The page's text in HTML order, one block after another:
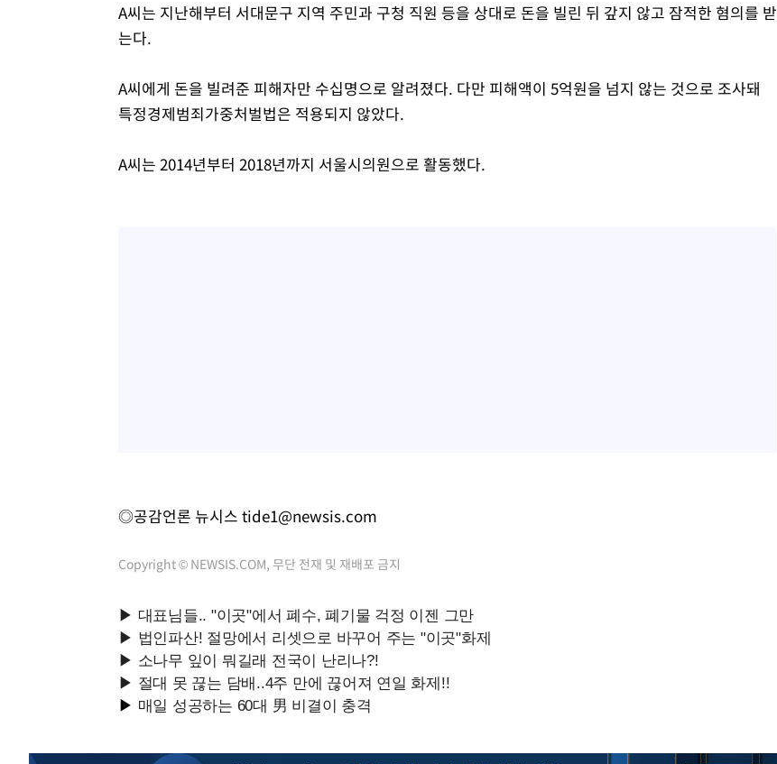
A씨는 지난해부터 서대문구 지역 주민과 구청 직원 등을 상대로 돈을 빌린 뒤 갚지 않고 잠적한 혐의를 받
는다.
A씨에게 돈을 빌려준 피해자만 수십명으로 알려졌다. 다만 피해액이 5억원을 넘지 않는 것으로 조사돼
특정경제범죄가중처벌법은 적용되지 않았다.
A씨는 2014년부터 2018년까지 서울시의원으로 활동했다.
◎공감언론 뉴시스 tide1@newsis.com
Copyright © NEWSIS.COM, 무단 전재 및 재배포 금지